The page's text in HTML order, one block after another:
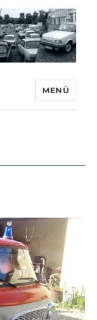
MENÜ